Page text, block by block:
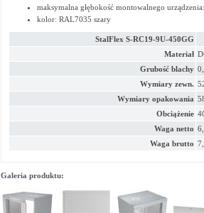
maksymalna głębokość montowalnego
kolor: RAL7035 szary
StalFlex S-RC19-9U-450GG
Materiał
Grubość blachy
Wymiary zewn.
Wymiary opakowania
Obciążenie
Waga netto
Waga brutto
Galeria produktu: